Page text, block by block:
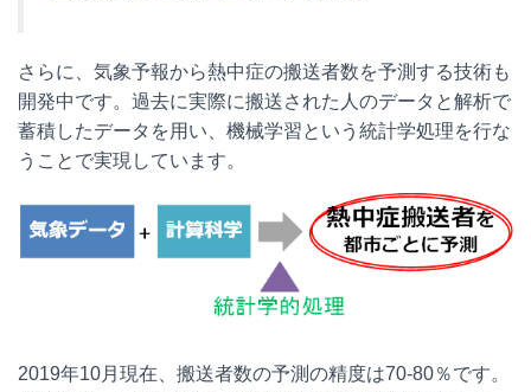
さらに、気象予報から熱中症の搬送者数を予測する技術も
開発中です。過去に実際に搬送された人のデータと解析で
蓄積したデータを用い、機械学習という統計学処理を行な
うことで実現しています。
2019年10月現在、搬送者数の予測の精度は70-80％です。